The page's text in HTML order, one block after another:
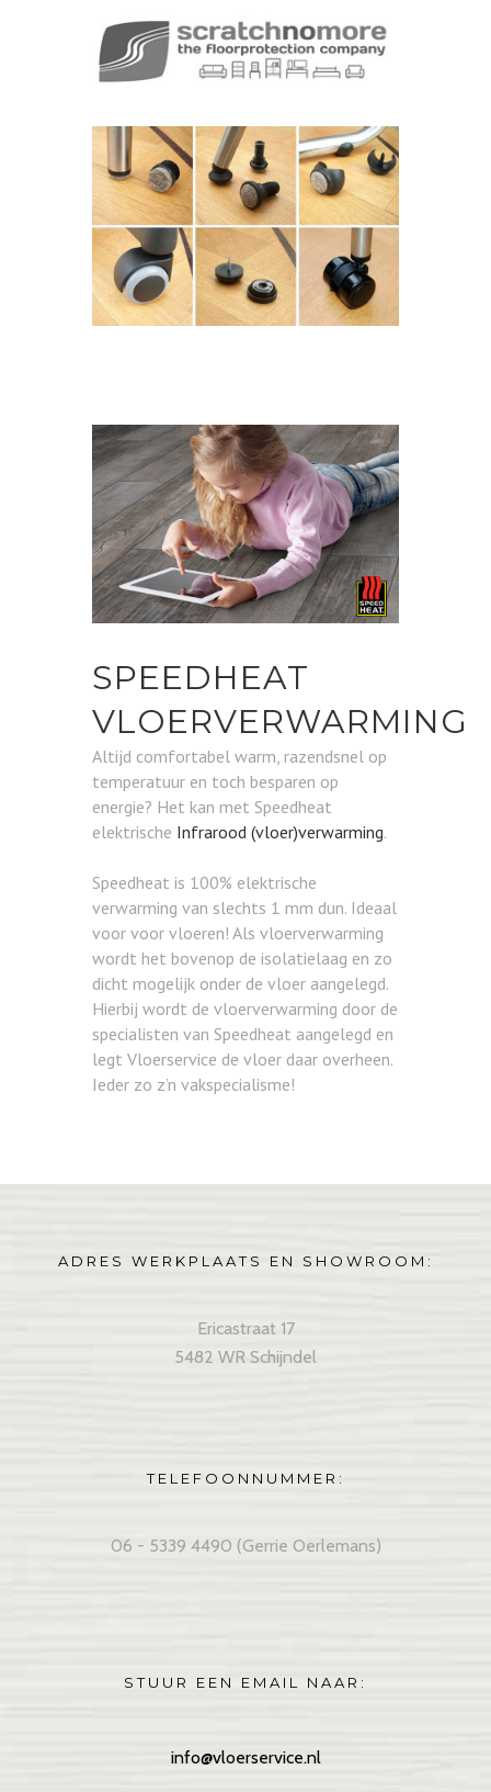
SPEEDHEAT
VLOERVERWARMING
Altijd comfortabel warm, razendsnel op
temperatuur en toch besparen op
energie? Het kan met Speedheat
elektrische Infrarood (vloer)verwarming.
Speedheat is 100% elektrische
verwarming van slechts 1 mm dun. Ideaal
voor voor vloeren! Als vloerverwarming
wordt het bovenop de isolatielaag en zo
dicht mogelijk onder de vloer aangelegd.
Hierbij wordt de vloerverwarming door de
specialisten van Speedheat aangelegd en
legt Vloerservice de vloer daar overheen.
Ieder zo z’n vakspecialisme!
ADRES WERKPLAATS EN SHOWROOM:
Ericastraat 17
5482 WR Schijndel
TELEFOONNUMMER:
06 - 5339 4490 (Gerrie Oerlemans)
STUUR EEN EMAIL NAAR:
info@vloerservice.nl